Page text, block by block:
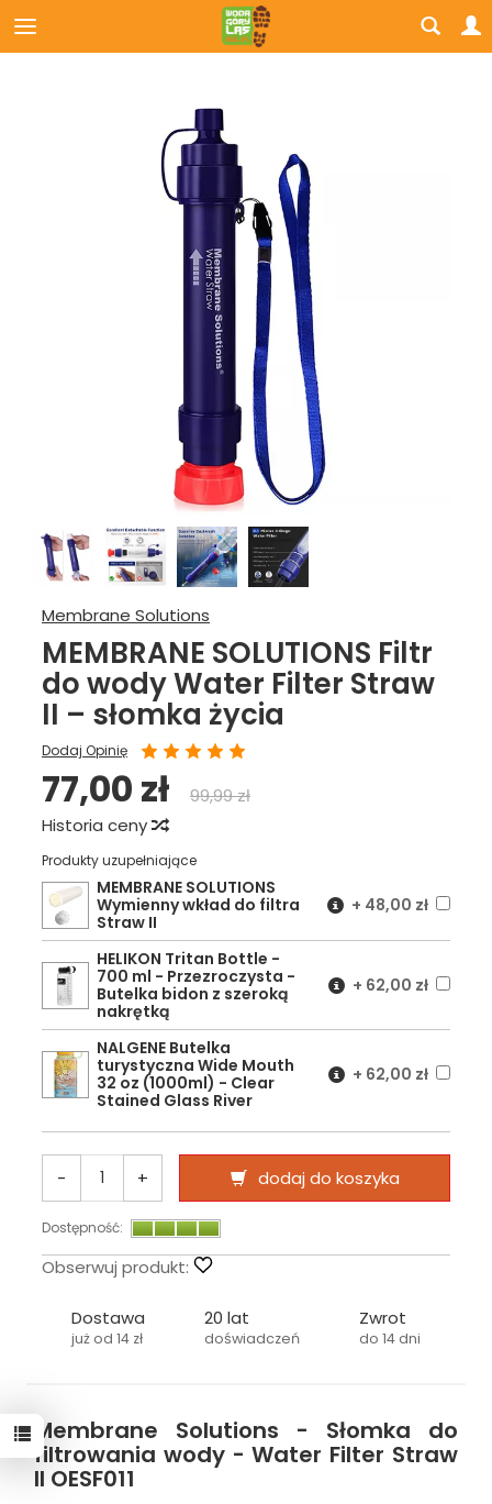
Membrane Solutions
MEMBRANE SOLUTIONS Filtr
do wody Water Filter Straw
II – słomka życia
Dodaj Opinię
77,00 zł
99,99 zł
Historia ceny
Produkty uzupełniające
MEMBRANE SOLUTIONS
Wymienny wkład do filtra
Straw II
+ 48,00 zł
HELIKON Tritan Bottle -
700 ml - Przezroczysta -
Butelka bidon z szeroką
nakrętką
+ 62,00 zł
NALGENE Butelka
turystyczna Wide Mouth
32 oz (1000ml) - Clear
Stained Glass River
+ 62,00 zł
- + dodaj do koszyka
Dostępność:
Obserwuj produkt:
Dostawa
już od 14 zł
20 lat
doświadczeń
Zwrot
do 14 dni
Membrane Solutions - Słomka do
filtrowania wody - Water Filter Straw
II OESF011